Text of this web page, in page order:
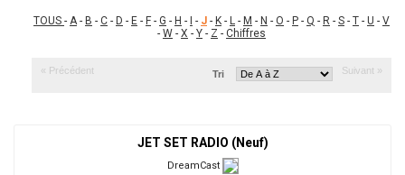
TOUS - A- B - C - D - E - F - G - H - - J - K - L - M - N - O - P - Q - R - S - T - U - V
- W - X - Y - Z - Chiffres
« Précédent Suivant »
Tri
JET SET RADIO (Neuf)
DreamCast